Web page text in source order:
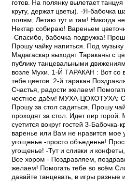
готов. На полянку вылетает
кругу, держат цветы). -Я-бабочка
полям, Летаю тут и там! Никогда
Нектар собираю! Вареньем
-Спасибо, бабочка-подружка!
Прошу чайку напиться. Под
Мадагаскар выходят Тараканы с
публику танцевальными
возле Мухи. 1-Й ТАРАКАН : Вот со
тебе цветов. 2-й таракан
Счастья, радости желаем!
честное даём! МУХА-ЦОКОТУХА:
Прошу за стол садиться, Прошу
проходят за стол. Идет пир горой.
суетится вокруг гостей 3-Бабочка-
варенье или Вам не нравится мое
угощенье -просто объеденье!
угощенье! -Тут и сливки и конфеты,
Все хором - Поздравляем,
желаем! Помогать тебе во всём
давайте танцевать, в игры разные